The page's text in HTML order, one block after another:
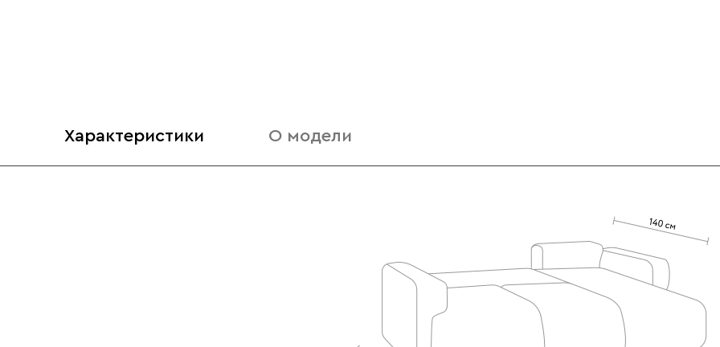
Характеристики О модели